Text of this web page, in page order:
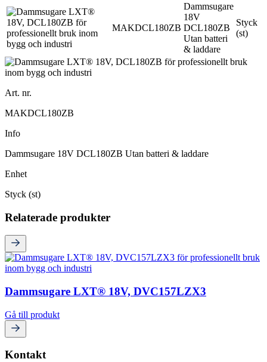
MAKDCL180ZB
Dammsugare
18V
DCL180ZB
Utan batteri
& laddare
Styck
(st)
Art. nr.
MAKDCL180ZB
Info
Dammsugare 18V DCL180ZB Utan batteri & laddare
Enhet
Styck (st)
Relaterade produkter
Dammsugare LXT® 18V, DVC157LZX3
Gå till produkt
Kontakt